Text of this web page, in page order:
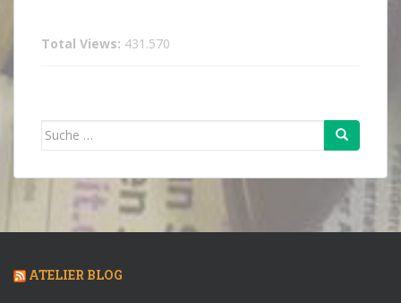
Total Views: 431.570
Suche
ATELIER BLOG